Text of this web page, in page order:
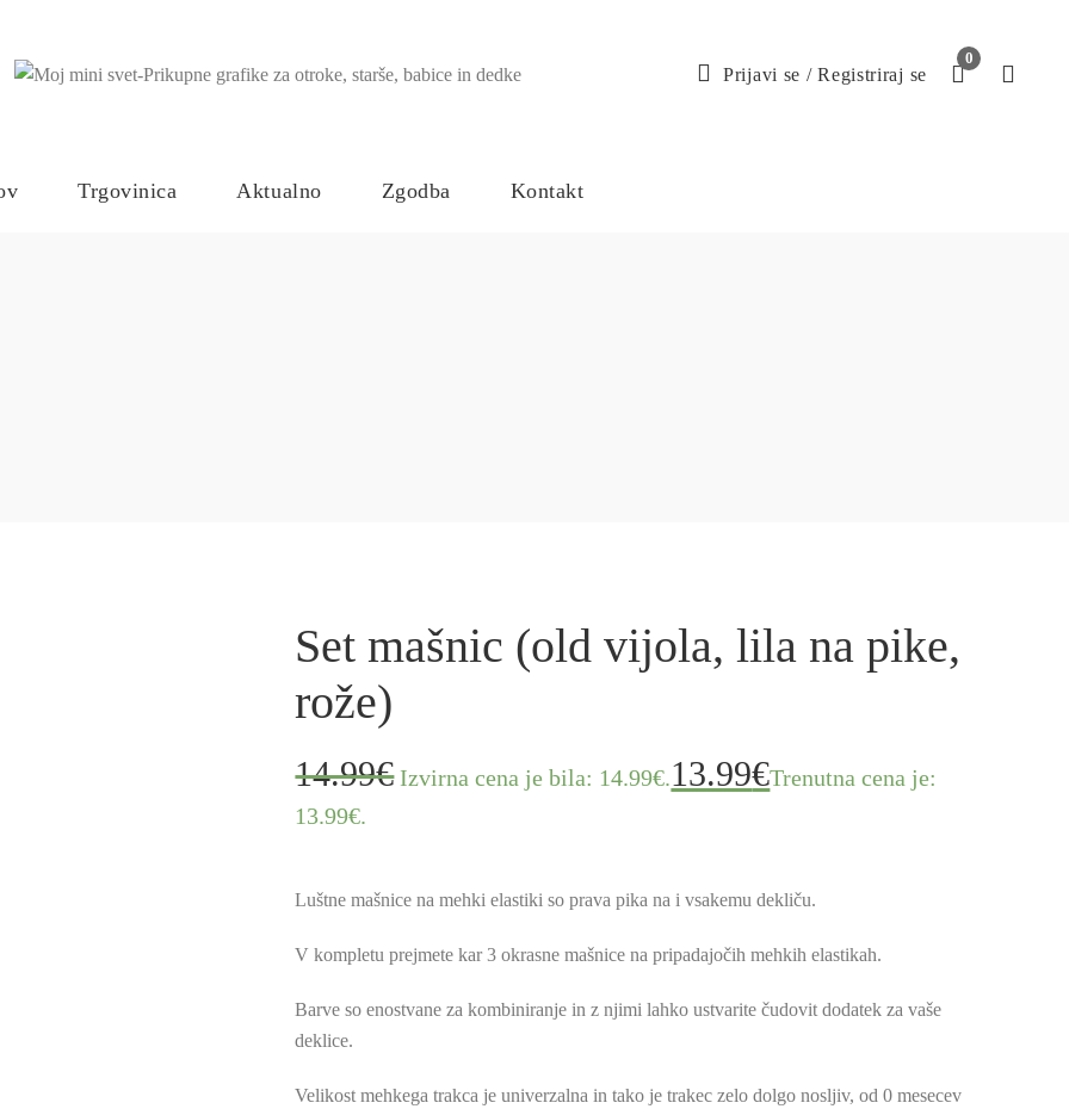
Prijavi se /Registriraj se
0
Trgovinica Aktualno Zgodba Kontakt
Set mašnic (old vijola, lila na pike,
rože)
14.99€ Izvirna cena je bila: 14.99€.13.99€Trenutna cena je:
13.99€.
Luštne mašnice na mehki elastiki so prava pika na i vsakemu dekliču.
V kompletu prejmete kar 3 okrasne mašnice na pripadajočih mehkih elastikah.
Barve so enostvane za kombiniranje in z njimi lahko ustvarite čudovit dodatek za vaše
deklice.
Velikost mehkega trakca je univerzalna in tako je trakec zelo dolgo nosljiv, od 0 mesecev